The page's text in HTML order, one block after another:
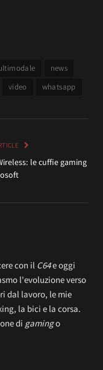
news
video whatsapp
le cuffie gaming
con il C64e oggi
l'evoluzione verso
dal lavoro, le mie
la bici e la corsa.
di gamingo